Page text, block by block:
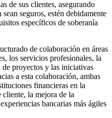
de sus clientes, asegurando
seguros, estén debidamente
específicos de soberanía
de colaboración en áreas
los servicios profesionales, la
de proyectos y las iniciativas
a esta colaboración, ambas
financieras en la
la mejora de la
bancarias más ágiles